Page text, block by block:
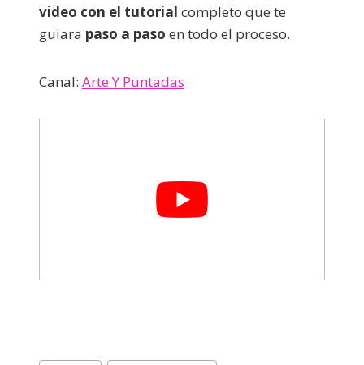
video con el tutorial completo que te
guiara paso a paso en todo el proceso.
Canal: Arte Y Puntadas